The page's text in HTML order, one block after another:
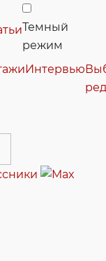
Темный
режим
Интервью